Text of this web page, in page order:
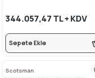
344.057,47 TL + KDV
Sepete Ekle
Scotsman